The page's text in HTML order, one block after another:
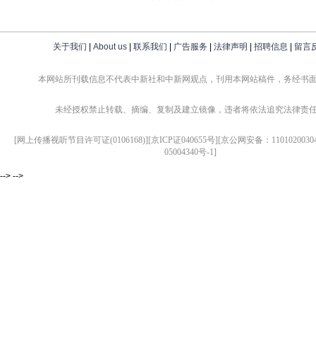
关于我们 About us 联系我们 广告服务 法律声明 招聘信息 留言
本网站所刊载信息不代表中新社和中新网观点，刊用本网站稿件，务经书
未经授权禁止转载、摘编、复制及建立镜像，违者将依法追究法律责
[网上传播视听节目许可证(0106168)][京ICP证040655号][京公网安备：
05004340号-1]
--> -->